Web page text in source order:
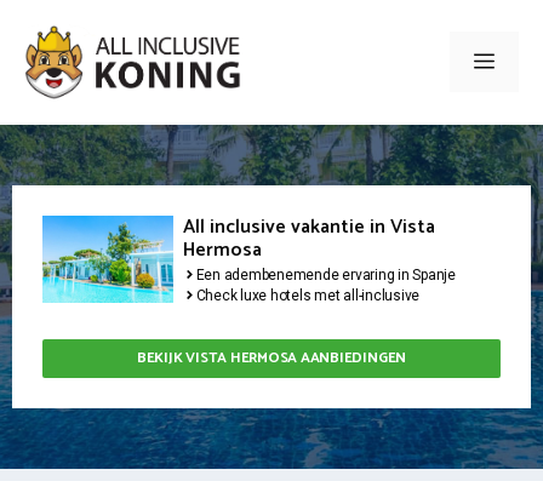
naar
inhoud
Menu
All inclusive vakantie in Vista
Hermosa
Een adembenemende ervaring in Spanje
Check luxe hotels met all-inclusive
BEKIJK VISTA HERMOSA AANBIEDINGEN